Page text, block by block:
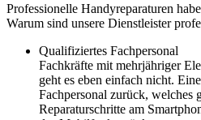
Professionelle Handyreparaturen
Warum sind unsere Dienstleister
Qualifiziertes Fachpersonal
Fachkräfte mit mehrjähriger
geht es eben einfach nicht.
Fachpersonal zurück, welches
Reparaturschritte am